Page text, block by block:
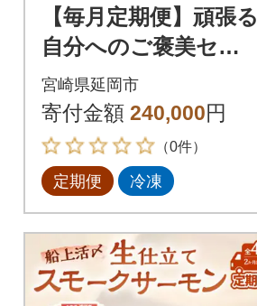
【毎月定期便】頑張る
自分へのご褒美セッ
ト全12回
宮崎県延岡市
寄付金額 240,000円
（0件）
定期便 冷凍